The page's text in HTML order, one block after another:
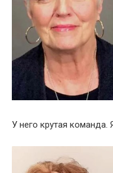
У него крутая команда.